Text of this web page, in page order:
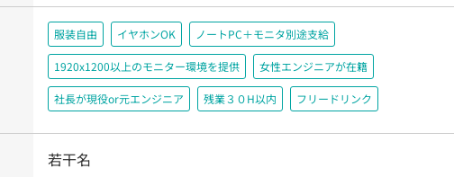
服装自由 イヤホンOK ノートPC＋モニタ別途支給
1920x1200以上のモニター環境を提供 女性エンジニアが在籍
社長が現役or元エンジニア 残業３０H以内 フリードリンク
若干名